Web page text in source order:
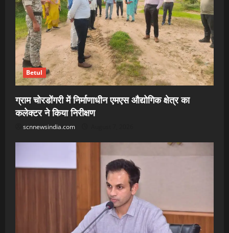
Betul
ग्राम चोरडोंगरी में निर्माणाधीन एमएस औद्योगिक क्षेत्र का
कलेक्टर ने किया निरीक्षण
scnnewsindia.com